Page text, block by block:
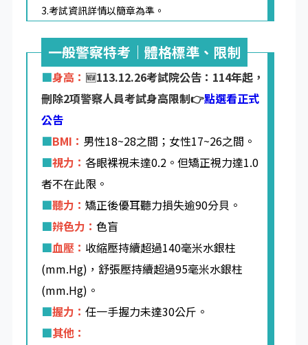
3.考試資訊詳情以簡章為準。
一般警察特考｜體格標準、限制
■身高： 🆕113.12.26考試院公告：114年起，
刪除2項警察人員考試身高限制👉點選看正式
公告
■BMI： 男性18~28之間；女性17~26之間。
■視力： 各眼裸視未達0.2。但矯正視力達1.0
者不在此限。
■聽力： 矯正後優耳聽力損失逾90分貝。
■辨色力： 色盲
■血壓： 收縮壓持續超過140毫米水銀柱
(mm.Hg)，舒張壓持續超過95毫米水銀柱
(mm.Hg)。
■握力： 任一手握力未達30公斤。
■其他：